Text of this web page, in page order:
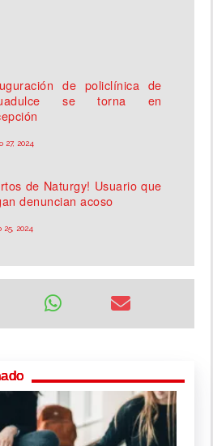
de policlínica de
se torna en
27, 2024
de Naturgy! Usuario que
denuncian acoso
25, 2024